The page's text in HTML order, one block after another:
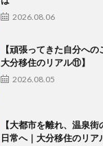
2026.08.06
【頑張ってきた自分への
大分移住のリアル⑪】
2026.08.05
【大都市を離れ、温泉
日常へ｜大分移住のリア